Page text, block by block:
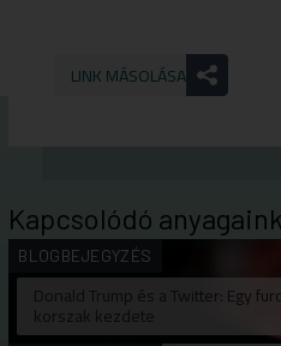
LINK MÁSOLÁSA
Kapcsolódó anyagaink
BLOGBEJEGYZÉS
Donald Trump és a Twitter: Egy
korszak kezdete